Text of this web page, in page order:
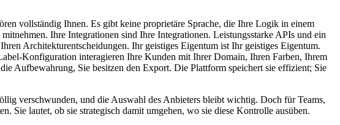
vollständig Ihnen. Es gibt keine proprietäre Sprache, die Ihre Logik in einem
Ihre Integrationen sind Ihre Integrationen. Leistungsstarke APIs und ein
Architekturentscheidungen. Ihr geistiges Eigentum ist Ihr geistiges Eigentum.
Konfiguration interagieren Ihre Kunden mit Ihrer Domain, Ihren Farben, Ihrem
Aufbewahrung, Sie besitzen den Export. Die Plattform speichert sie effizient; Sie
verschwunden, und die Auswahl des Anbieters bleibt wichtig. Doch für Teams,
Sie lautet, ob sie strategisch damit umgehen, wo sie diese Kontrolle ausüben.